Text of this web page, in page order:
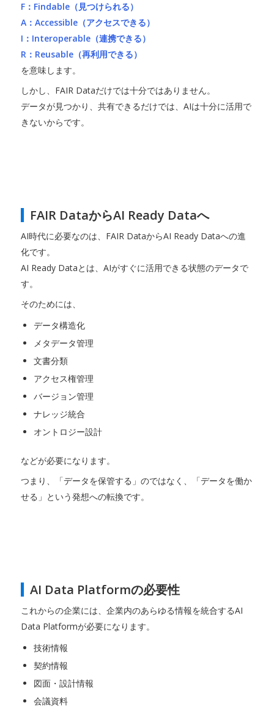
F：Findable（見つけられる）
A：Accessible（アクセスできる）
I：Interoperable（連携できる）
R：Reusable（再利用できる）
を意味します。
しかし、FAIR Dataだけでは十分ではありません。
データが見つかり、共有できるだけでは、AIは十分に活用で
きないからです。
FAIR DataからAI Ready Dataへ
AI時代に必要なのは、FAIR DataからAI Ready Dataへの進
化です。
AI Ready Dataとは、AIがすぐに活用できる状態のデータで
す。
そのためには、
データ構造化
メタデータ管理
文書分類
アクセス権管理
バージョン管理
ナレッジ統合
オントロジー設計
などが必要になります。
つまり、「データを保管する」のではなく、「データを働か
せる」という発想への転換です。
AI Data Platformの必要性
これからの企業には、企業内のあらゆる情報を統合するAI
Data Platformが必要になります。
技術情報
契約情報
図面・設計情報
会議資料